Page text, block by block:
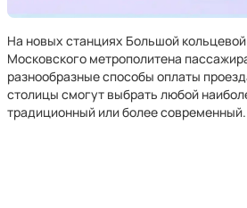
На новых станциях Большой
Московского метрополитена
разнообразные способы оплаты
столицы смогут выбрать любой
традиционный или более современный.